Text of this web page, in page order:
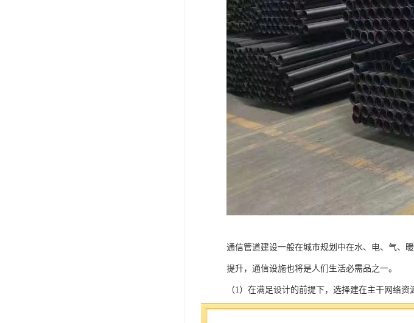
通信管道建设一般在城市规划中在水、电、气、
提升，通信设施也将是人们生活必需品之一。
（1）在满足设计的前提下，选择建在主干网络资
（2）为了减少架空杆路，要充分考虑建设分路